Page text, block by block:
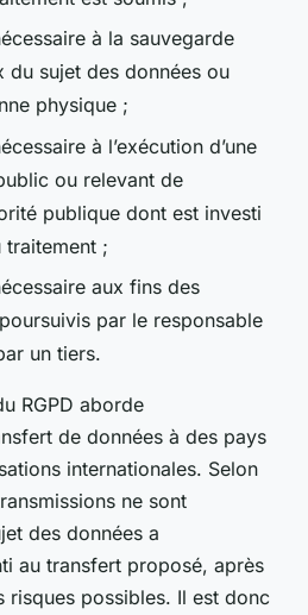
à la sauvegarde
du sujet des données ou
physique ;
à l’exécution d’une
ou relevant de
publique dont est investi
traitement ;
aux fins des
par le responsable
un tiers.
RGPD aborde
de données à des pays
internationales. Selon
ne sont
des données a
au transfert proposé, après
risques possibles. Il est donc